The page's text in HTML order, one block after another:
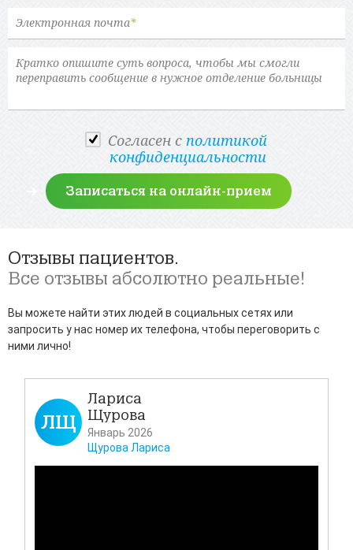
Электронная почта*
Cогласен с политикой
конфиденциальности
Отзывы пациентов.
Все отзывы абсолютно реальные!
Вы можете найти этих людей в социальных сетях или
запросить у нас номер их телефона, чтобы переговорить с
ними лично!
ЛЩ
Лариса
Щурова
Январь 2026
Щурова Лариса